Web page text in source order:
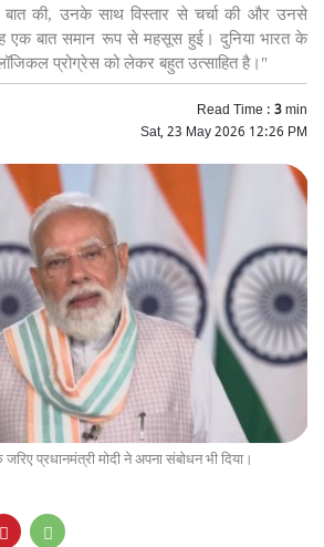
बात की, उनके साथ विस्तार से चर्चा की और उनसे
एक बात समान रूप से महसूस हुई। दुनिया भारत के
प्रोग्रेस को लेकर बहुत उत्साहित है।"
Read Time :3min
Sat, 23 May 2026 12:26 PM
प्रधानमंत्री मोदी ने अपना संबोधन भी दिया।